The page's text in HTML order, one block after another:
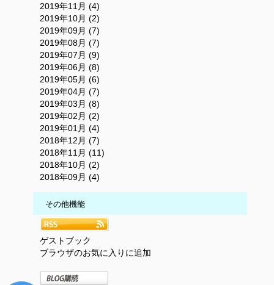
2019年11月 (4)
2019年10月 (2)
2019年09月 (7)
2019年08月 (7)
2019年07月 (9)
2019年06月 (8)
2019年05月 (6)
2019年04月 (7)
2019年03月 (8)
2019年02月 (2)
2019年01月 (4)
2018年12月 (7)
2018年11月 (11)
2018年10月 (2)
2018年09月 (4)
その他機能
ゲストブック
ブラウザのお気に入りに追加